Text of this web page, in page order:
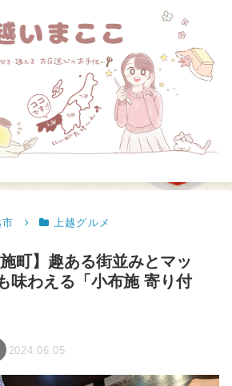
市 上越グルメ
町】趣ある街並みとマッ
味わえる「小布施 寄り付
2024.06.05